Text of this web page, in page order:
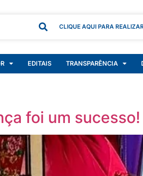
CLIQUE AQUI PARA
EDITAIS TRANSPARÊNCIA
foi um sucesso!